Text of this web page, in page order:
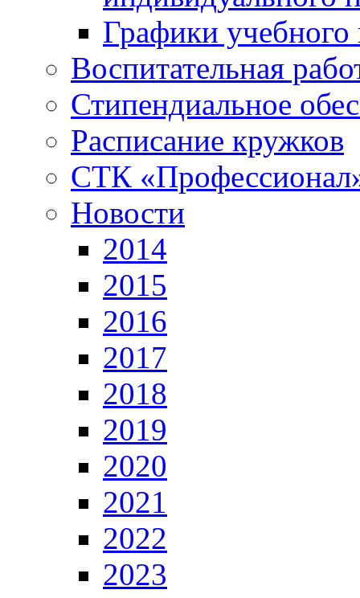
Графики учебного
Воспитательная
Стипендиальное
Расписание кружков
СТК
Новости
2014
2015
2016
2017
2018
2019
2020
2021
2022
2023